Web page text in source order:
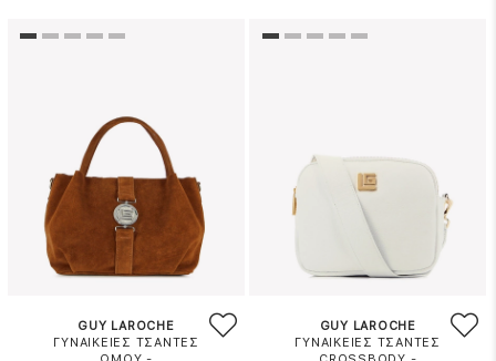
GUY LAROCHE
ΓΥΝΑΙΚΕΙΕΣ ΤΣΑΝΤΕΣ
GUY LAROCHE
ΓΥΝΑΙΚΕΙΕΣ ΤΣΑΝΤΕΣ